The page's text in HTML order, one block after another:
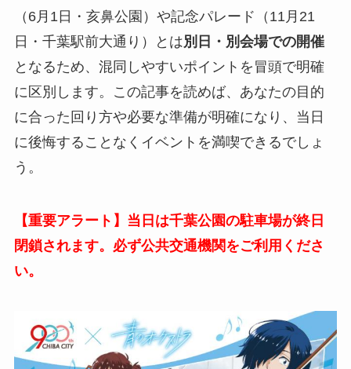
（6月1日・亥鼻公園）や記念パレード（11月21
日・千葉駅前大通り）とは別日・別会場での開催
となるため、混同しやすいポイントを冒頭で明確
に区別します。この記事を読めば、あなたの目的
に合った回り方や必要な準備が明確になり、当日
に後悔することなくイベントを満喫できるでしょ
う。
【重要アラート】当日は千葉公園の駐車場が終日
閉鎖されます。必ず公共交通機関をご利用くださ
い。